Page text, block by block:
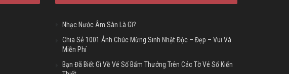
Nhạc Nước Âm Sàn Là Gì?
Chia Sẻ 1001 Ảnh Chúc Mừng Sinh Nhật Độc – Đẹp – Vui Và
Miễn Phí
Bạn Đã Biết Gì Về Vé Số Bấm Thưởng Trên Các Tờ Vé Số Kiến